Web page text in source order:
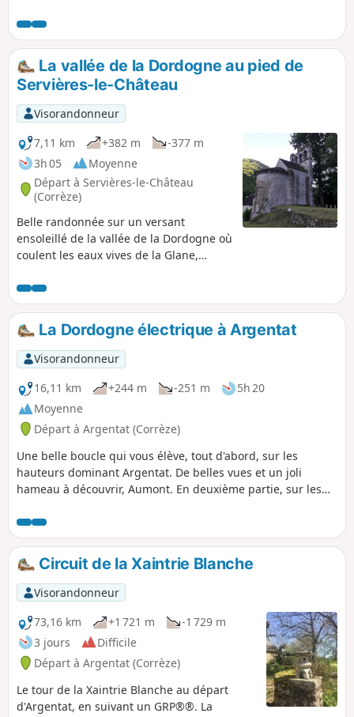
de couleur Jaune sur tout le tracé et
numéroté (6).
La vallée de la Dordogne au pied de
Servières-le-Château
Visorandonneur
7,11 km
+382 m
-377 m
3h 05
Moyenne
Départ à Servières-le-Château
(Corrèze)
Belle randonnée sur un versant
ensoleillé de la vallée de la Dordogne où
coulent les eaux vives de la Glane,
Château réputé pour son patrimoine
architectural.
La Dordogne électrique à Argentat
Visorandonneur
16,11 km
+244 m -251 m
5h 20
Moyenne
Départ à Argentat (Corrèze)
Une belle boucle qui vous élève, tout d'abord, sur les
hauteurs dominant Argentat. De belles vues et un joli
hameau à découvrir, Aumont. En deuxième partie, sur les
quartier des quais d'Argentat et poursuit jusqu'à une
réserve naturelle. En fin de parcours, c'est sur le barrage du
Sablier que vous traversez la Dordogne.
Circuit de la Xaintrie Blanche
Visorandonneur
73,16 km
+1 721 m
-1 729 m
3 jours
Difficile
Départ à Argentat (Corrèze)
Le tour de la Xaintrie Blanche au départ
d'Argentat, en suivant un GRP®®. La